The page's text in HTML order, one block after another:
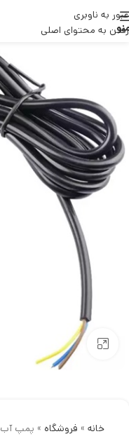
عبور به ناوبری
رفتن به محتوای اصلی
بزرگنمایی تصویر
خانه » فروشگاه » پمپ آب 12 ولت مدل JT-500